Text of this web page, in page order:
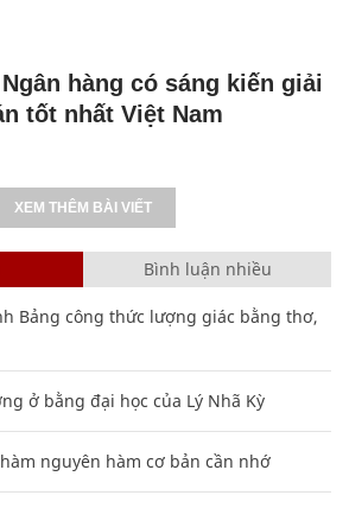
hàng có sáng kiến giải
tốt nhất Việt Nam
XEM THÊM BÀI VIẾT
Bình luận nhiều
Bảng công thức lượng giác bằng thơ,
ở bằng đại học của Lý Nhã Kỳ
nguyên hàm cơ bản cần nhớ